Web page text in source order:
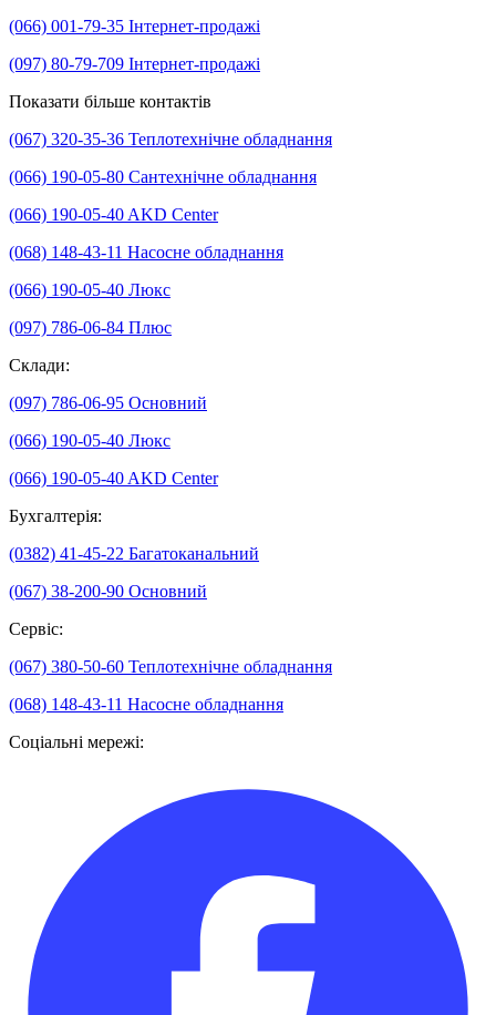
(066) 001-79-35 Інтернет-продажі
(097) 80-79-709 Інтернет-продажі
Показати більше контактів
(067) 320-35-36 Теплотехнічне обладнання
(066) 190-05-80 Сантехнічне обладнання
(066) 190-05-40 AKD Center
(068) 148-43-11 Насосне обладнання
(066) 190-05-40 Люкс
(097) 786-06-84 Плюс
Склади:
(097) 786-06-95 Основний
(066) 190-05-40 Люкс
(066) 190-05-40 AKD Center
Бухгалтерія:
(0382) 41-45-22 Багатоканальний
(067) 38-200-90 Основний
Сервіс:
(067) 380-50-60 Теплотехнічне обладнання
(068) 148-43-11 Насосне обладнання
Соціальні мережі: